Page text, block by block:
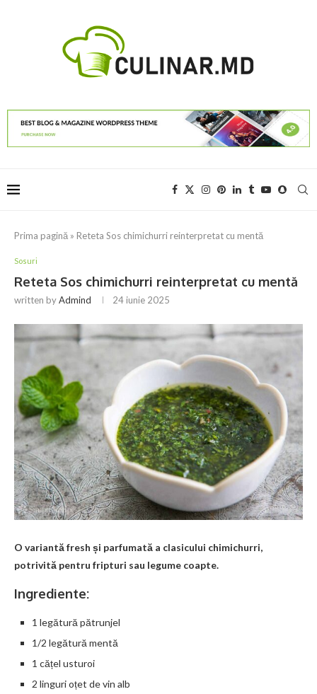
Prima pagină » Reteta Sos chimichurri reinterpretat cu mentă
Sosuri
Reteta Sos chimichurri reinterpretat cu mentă
written byAdmind 24 iunie 2025
O variantă fresh și parfumată a clasicului chimichurri,
potrivită pentru fripturi sau legume coapte.
Ingrediente:
1 legătură pătrunjel
1/2 legătură mentă
1 cățel usturoi
2 linguri oțet de vin alb